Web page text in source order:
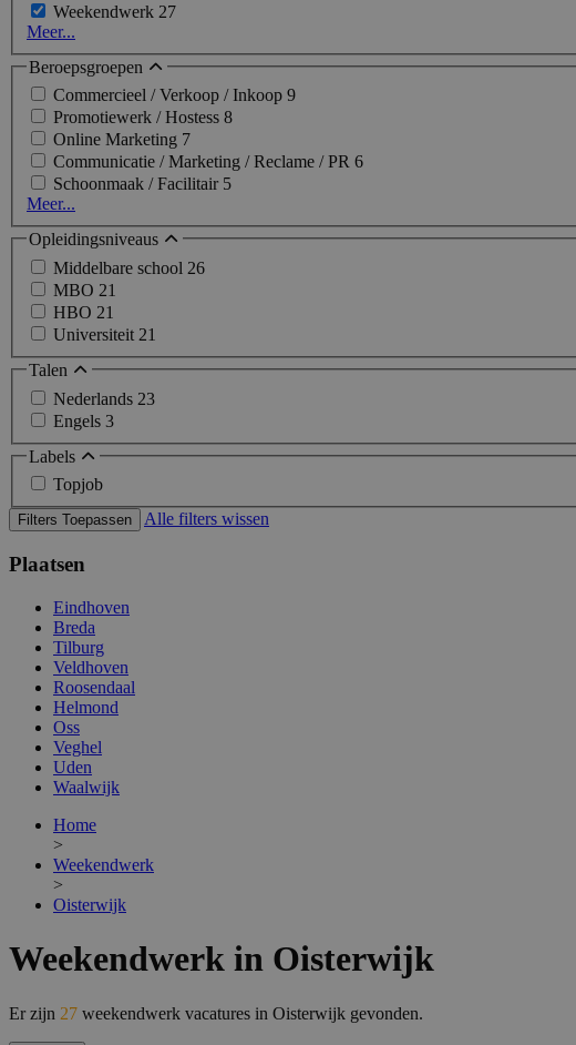
Weekendwerk 27
Meer...
Beroepsgroepen
Commercieel / Verkoop / Inkoop 9
Promotiewerk / Hostess 8
Online Marketing 7
Communicatie / Marketing / Reclame / PR 6
Schoonmaak / Facilitair 5
Meer...
Opleidingsniveaus
Middelbare school 26
MBO 21
HBO 21
Universiteit 21
Talen
Nederlands 23
Engels 3
Labels
Topjob
Filters Toepassen Alle filters wissen
Plaatsen
Eindhoven
Breda
Tilburg
Veldhoven
Roosendaal
Helmond
Oss
Veghel
Uden
Waalwijk
Home
>
Weekendwerk
>
Oisterwijk
Weekendwerk in Oisterwijk
Er zijn 27 weekendwerk vacatures in Oisterwijk gevonden.